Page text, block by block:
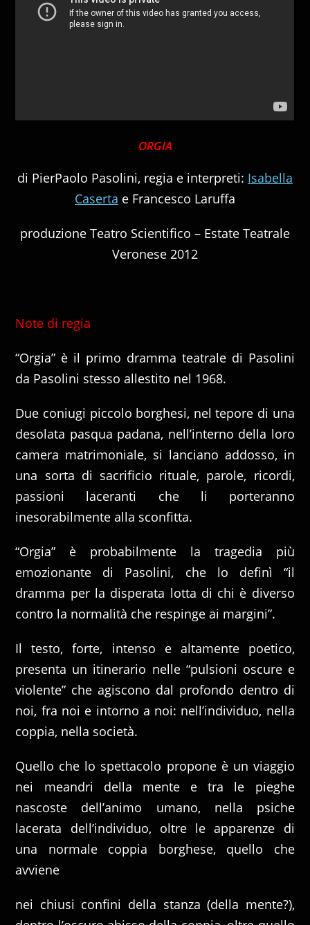
ORGIA
di PierPaolo Pasolini, regia e interpreti: Isabella
Caserta e Francesco Laruffa
produzione Teatro Scientifico – Estate Teatrale
Veronese 2012
Note di regia
“Orgia” è il primo dramma teatrale di Pasolini
da Pasolini stesso allestito nel 1968.
Due coniugi piccolo borghesi, nel tepore di una
desolata pasqua padana, nell’interno della loro
camera matrimoniale, si lanciano addosso, in
una sorta di sacrificio rituale, parole, ricordi,
passioni laceranti che li porteranno
inesorabilmente alla sconfitta.
“Orgia” è probabilmente la tragedia più
emozionante di Pasolini, che lo definì “il
dramma per la disperata lotta di chi è diverso
contro la normalità che respinge ai margini”.
Il testo, forte, intenso e altamente poetico,
presenta un itinerario nelle “pulsioni oscure e
violente” che agiscono dal profondo dentro di
noi, fra noi e intorno a noi: nell’individuo, nella
coppia, nella società.
Quello che lo spettacolo propone è un viaggio
nei meandri della mente e tra le pieghe
nascoste dell’animo umano, nella psiche
lacerata dell’individuo, oltre le apparenze di
una normale coppia borghese, quello che
avviene
nei chiusi confini della stanza (della mente?),